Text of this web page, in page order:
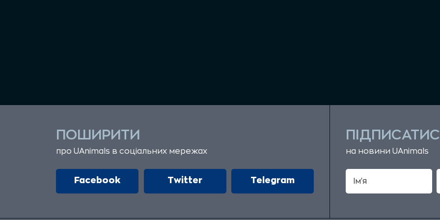
ПОШИРИТИ
про UAnimals в соціальних мережах
Facebook Twitter Telegram
на новини UAnimals